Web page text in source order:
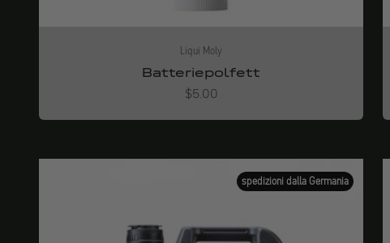
Liqui Moly
Batteriepolfett
Angebot
$5.00
spedizioni dalla Germania